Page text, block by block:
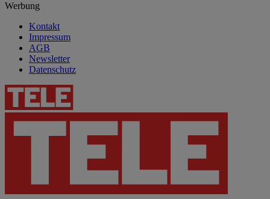
Werbung
Kontakt
Impressum
AGB
Newsletter
Datenschutz